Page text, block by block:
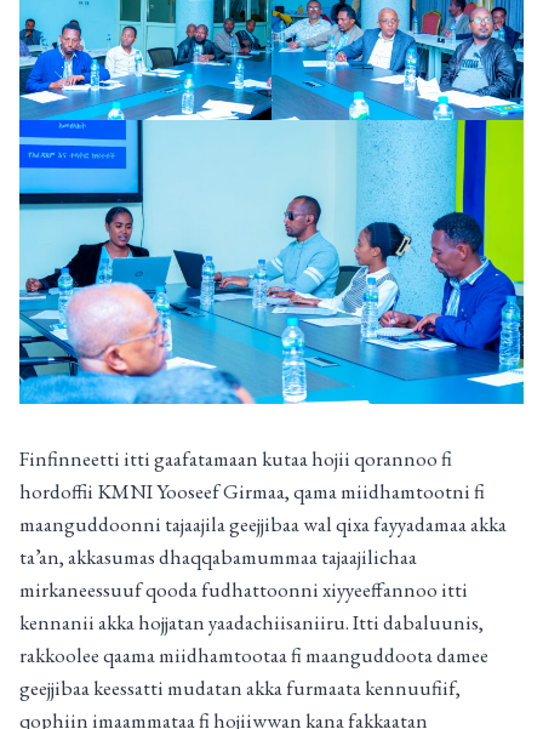
Finfinneetti itti gaafatamaan kutaa hojii qorannoo fi
hordoffii KMNI Yooseef Girmaa, qama miidhamtootni fi
maanguddoonni tajaajila geejjibaa wal qixa fayyadamaa akka
ta’an, akkasumas dhaqqabamummaa tajaajilichaa
mirkaneessuuf qooda fudhattoonni xiyyeeffannoo itti
kennanii akka hojjatan yaadachiisaniiru. Itti dabaluunis,
rakkoolee qaama miidhamtootaa fi maanguddoota damee
geejjibaa keessatti mudatan akka furmaata kennuufiif,
qophiin imaammataa fi hojiiwwan kana fakkaatan